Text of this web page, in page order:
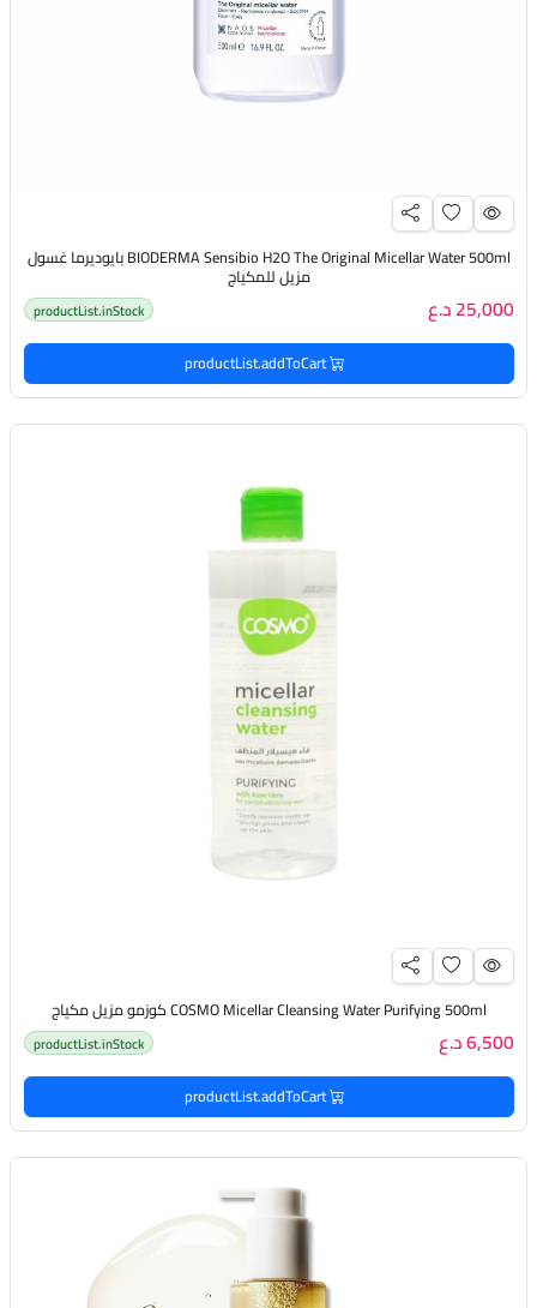
BIODERMA Sensibio H2O The Original Micellar Water 500ml بايوديرما غسول
مزيل للمكياج
25,000 د.ع productList.inStock
productList.addToCart
COSMO Micellar Cleansing Water Purifying 500ml كوزمو مزيل مكياج
6,500 د.ع productList.inStock
productList.addToCart